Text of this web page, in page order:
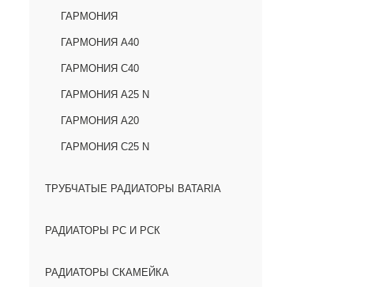
ГАРМОНИЯ
ГАРМОНИЯ А40
ГАРМОНИЯ С40
ГАРМОНИЯ А25 N
ГАРМОНИЯ А20
ГАРМОНИЯ С25 N
ТРУБЧАТЫЕ РАДИАТОРЫ BATARIA
РАДИАТОРЫ РС И РСК
РАДИАТОРЫ СКАМЕЙКА